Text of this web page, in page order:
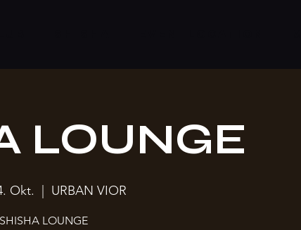
LOUNGE
Okt. URBAN VIOR
SHISHA LOUNGE